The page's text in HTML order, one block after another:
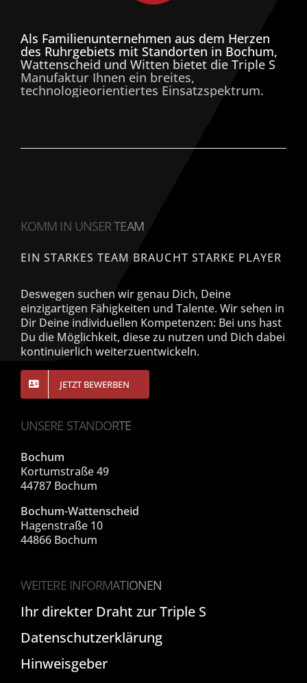
Als Familienunternehmen aus dem Herzen
des Ruhrgebiets mit Standorten in Bochum,
Wattenscheid und Witten bietet die Triple S
Manufaktur Ihnen ein breites,
technologieorientiertes Einsatzspektrum.
KOMM IN UNSER TEAM
EIN STARKES TEAM BRAUCHT STARKE PLAYER
Deswegen suchen wir genau Dich, Deine
einzigartigen Fähigkeiten und Talente. Wir sehen in
Dir Deine individuellen Kompetenzen: Bei uns hast
Du die Möglichkeit, diese zu nutzen und Dich dabei
kontinuierlich weiterzuentwickeln.
JETZT BEWERBEN
UNSERE STANDORTE
Bochum
Kortumstraße 49
44787 Bochum
Bochum-Wattenscheid
Hagenstraße 10
44866 Bochum
WEITERE INFORMATIONEN
Ihr direkter Draht zur Triple S
Datenschutzerklärung
Hinweisgeber